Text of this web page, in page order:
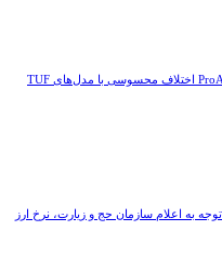
برای کارهای تدوین و طراحی، واقعاً سری ProArt اختلاف محسوسی با مدل‌های TUF
به اعلام سازمان حج و زیارت، نرخ ارز